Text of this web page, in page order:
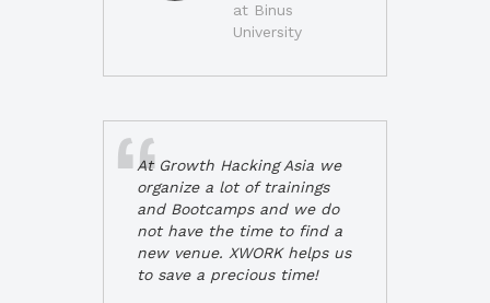
at Binus
University
At Growth Hacking Asia we
organize a lot of trainings
and Bootcamps and we do
not have the time to find a
new venue. XWORK helps us
to save a precious time!